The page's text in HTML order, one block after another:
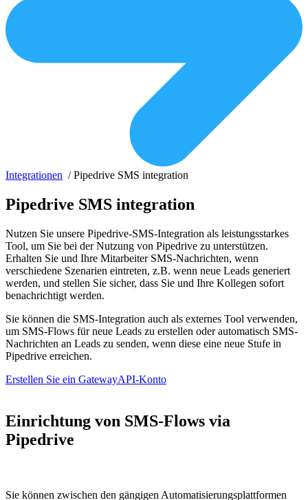
Integrationen /Pipedrive SMS integration
Pipedrive SMS integration
Nutzen Sie unsere Pipedrive-SMS-Integration als leistungsstarkes
Tool, um Sie bei der Nutzung von Pipedrive zu unterstützen.
Erhalten Sie und Ihre Mitarbeiter SMS-Nachrichten, wenn
verschiedene Szenarien eintreten, z.B. wenn neue Leads generiert
werden, und stellen Sie sicher, dass Sie und Ihre Kollegen sofort
benachrichtigt werden.
Sie können die SMS-Integration auch als externes Tool verwenden,
um SMS-Flows für neue Leads zu erstellen oder automatisch SMS-
Nachrichten an Leads zu senden, wenn diese eine neue Stufe in
Pipedrive erreichen.
Erstellen Sie ein GatewayAPI-Konto
Einrichtung von SMS-Flows via
Pipedrive
Sie können zwischen den gängigen Automatisierungsplattformen